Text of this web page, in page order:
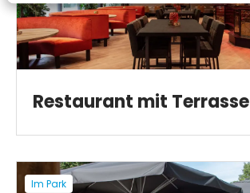
Restaurant mit Terrasse
Im Park